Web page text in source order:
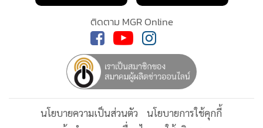
งานต้องลงสนามเอง วันนี้ลูกน้อง บริวาร เจ้านายพึ่งพาไม่ได้ ยืม
มือคนอื่น ไม่ถูกใจเหมือนลุยด้วยตัวเอง มีข่าวดีจากทางไกลต้อง
ขยันรับโทรศัพท์ เพื่อจะไม่พลาดโอกาส แก้ปัญหาด้วยตัวเอง มั่น
หน้ามั่นใจเข้าไว้ คำพูดของคนอื่น ความคิดเห็นจะทำให้สับสน
การเงินสดใสกับการลงทุนในบ้าน ธุรกิจครอบครัว หรือซื้อเครื่อง
ติดตาม MGR Online
นโยบายความเป็นส่วนตัว
นโยบายการใช้คุกกี้